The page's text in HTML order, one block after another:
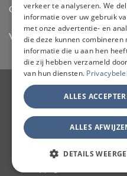
Officiële advisor en
Vertrouwd door hobbykoks,
IDeal
JAPANSE MESSEN
TAFELMESSEN &
verkeer te analyseren. We
informatie over uw gebruik
met onze advertentie- en
die deze kunnen combineren
informatie die u aan hen
die zij hebben verzameld
van hun diensten.
ALLES
ALLES
DETAILS